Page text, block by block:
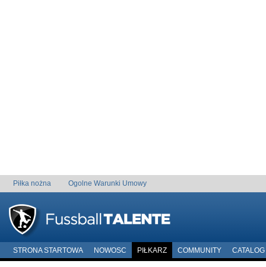
Piłka nożna Ogolne Warunki Umowy
STRONA STARTOWA NOWOSC PIŁKARZ COMMUNITY CATALOG